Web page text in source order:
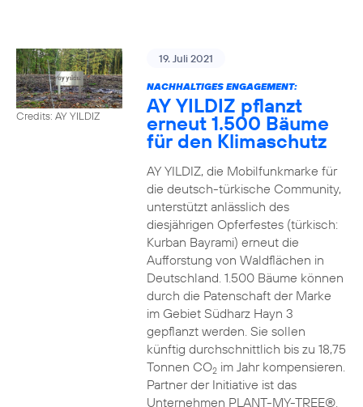
Credits: AY YILDIZ
19. Juli 2021
NACHHALTIGES ENGAGEMENT:
AY YILDIZ pflanzt
erneut 1.500 Bäume
für den Klimaschutz
AY YILDIZ, die Mobilfunkmarke für
die deutsch-türkische Community,
unterstützt anlässlich des
diesjährigen Opferfestes (türkisch:
Kurban Bayrami) erneut die
Aufforstung von Waldflächen in
Deutschland. 1.500 Bäume können
durch die Patenschaft der Marke
im Gebiet Südharz Hayn 3
gepflanzt werden. Sie sollen
künftig durchschnittlich bis zu 18,75
Tonnen CO2im Jahr kompensieren.
Partner der Initiative ist das
Unternehmen PLANT-MY-TREE®.